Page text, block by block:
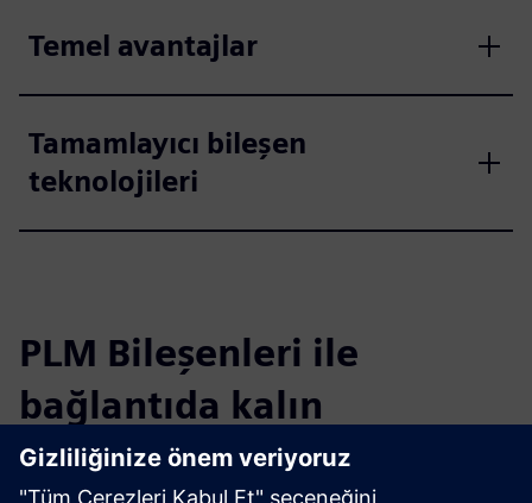
Temel avantajlar
Tamamlayıcı bileşen
teknolojileri
PLM Bileşenleri ile
bağlantıda kalın